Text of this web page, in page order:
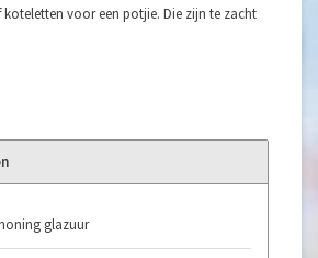
voor een potjie. Die zijn te zacht
glazuur